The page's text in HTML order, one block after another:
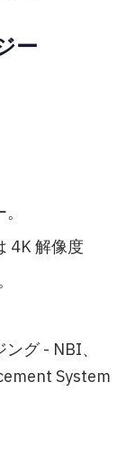
ー
4K 解像度
グ - NBI、
System